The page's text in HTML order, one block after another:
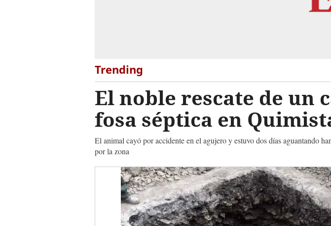
Trending
El noble rescate de un
fosa séptica en
El animal cayó por accidente en el agujero y estuvo dos días aguantando
por la zona